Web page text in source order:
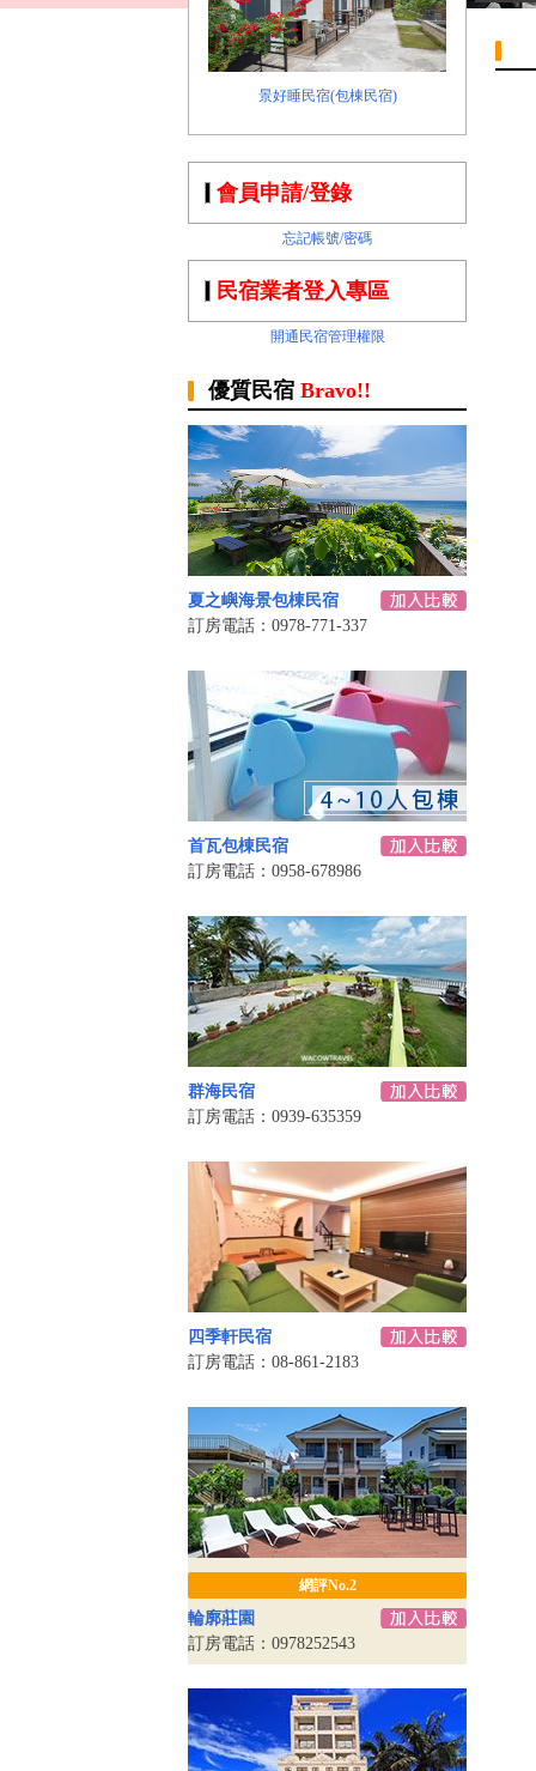
景好睡民宿(包棟民宿)
會員申請/登錄
忘記帳號/密碼
民宿業者登入專區
開通民宿管理權限
優質民宿 Bravo!!
夏之嶼海景包棟民宿
訂房電話：0978-771-337
首瓦包棟民宿
訂房電話：0958-678986
群海民宿
訂房電話：0939-635359
四季軒民宿
訂房電話：08-861-2183
網評No.2
輪廓莊園
訂房電話：0978252543